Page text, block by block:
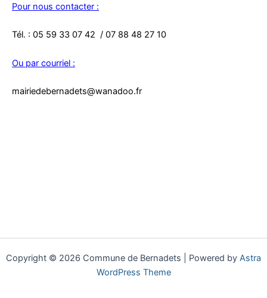
Pour nous contacter :
Tél. : 05 59 33 07 42 / 07 88 48 27 10
Ou par courriel :
mairiedebernadets@wanadoo.fr
Copyright © 2026 Commune de Bernadets | Powered by Astra
WordPress Theme